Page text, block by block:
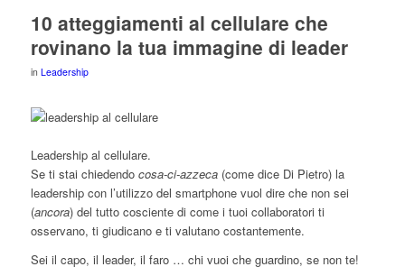
10 atteggiamenti al cellulare che
rovinano la tua immagine di leader
in Leadership
Leadership al cellulare.
Se ti stai chiedendo cosa-ci-azzeca(come dice Di Pietro) la
leadership con l’utilizzo del smartphone vuol dire che non sei
(ancora) del tutto cosciente di come i tuoi collaboratori ti
osservano, ti giudicano e ti valutano costantemente.
Sei il capo, il leader, il faro … chi vuoi che guardino, se non te!